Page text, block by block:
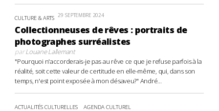
CULTURE & ARTS 29 SEPTEMBRE 2024
Collectionneuses de rêves : portraits de
photographes surréalistes
parLouane Lallemant
"Pourquoi n'accorderais-je pas au rêve ce que je refuse parfois à la
réalité, soit cette valeur de certitude en elle-même, qui, dans son
temps, n'est point exposée à mon désaveu?" André...
ACTUALITÉS CULTURELLES
AGENDA CULTUREL